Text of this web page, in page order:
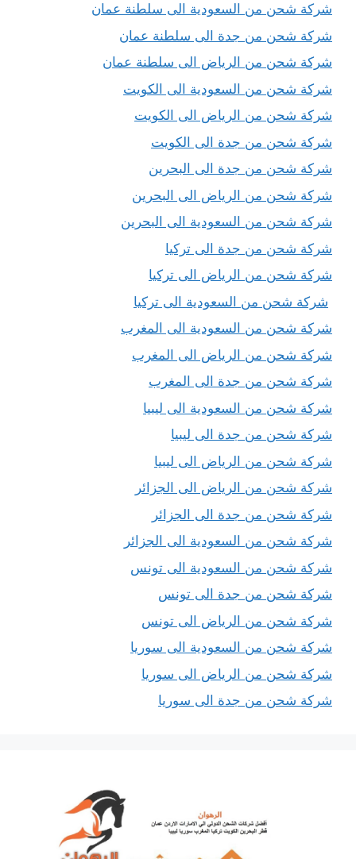
شركة شحن من السعودية الى سلطنة عمان
شركة شحن من جدة الى سلطنة عمان
شركة شحن من الرياض الى سلطنة عمان
شركة شحن من السعودية الى الكويت
شركة شحن من الرياض الى الكويت
شركة شحن من جدة الى الكويت
شركة شحن من جدة الى البحرين
شركة شحن من الرياض الى البحرين
شركة شحن من السعودية الى البحرين
شركة شحن من جدة الى تركيا
شركة شحن من الرياض الى تركيا
شركة شحن من السعودية الى تركيا
شركة شحن من السعودية الى المغرب
شركة شحن من الرياض الى المغرب
شركة شحن من جدة الى المغرب
شركة شحن من السعودية الى ليبيا
شركة شحن من جدة الى ليبيا
شركة شحن من الرياض الى ليبيا
شركة شحن من الرياض الى الجزائر
شركة شحن من جدة الى الجزائر
شركة شحن من السعودية الى الجزائر
شركة شحن من السعودية الى تونس
شركة شحن من جدة الى تونس
شركة شحن من الرياض الى تونس
شركة شحن من السعودية الى سوريا
شركة شحن من الرياض الى سوريا
شركة شحن من جدة الى سوريا